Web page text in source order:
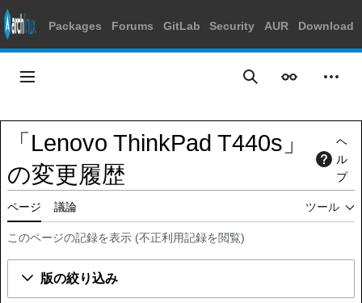
Packages Forums GitLab Security AUR Download
キ
ッ
プ
メインメニュー 検索 表示 個人
「Lenovo ThinkPad T440s」
の変更履歴
ヘ
ル
プ
ページ 議論 ツール
このページの記録を表示 (不正利用記録を閲覧)
版の絞り込み